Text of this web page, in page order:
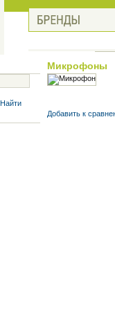
Найти
Микрофоны
Добавить к